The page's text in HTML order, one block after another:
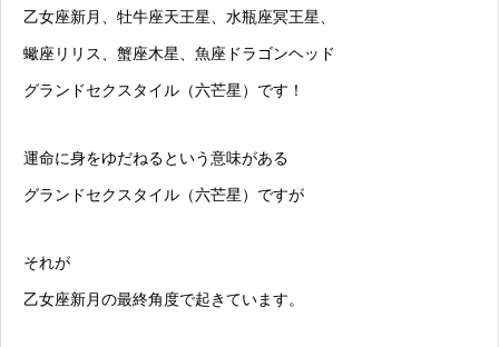
乙女座新月、牡牛座天王星、水瓶座冥王星、
蠍座リリス、蟹座木星、魚座ドラゴンヘッド
グランドセクスタイル（六芒星）です！
運命に身をゆだねるという意味がある
グランドセクスタイル（六芒星）ですが
それが
乙女座新月の最終角度で起きています。